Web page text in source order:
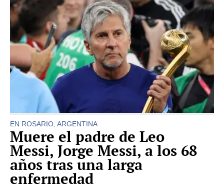
EN ROSARIO, ARGENTINA
Muere el padre de Leo
Messi, Jorge Messi, a los 68
años tras una larga
enfermedad